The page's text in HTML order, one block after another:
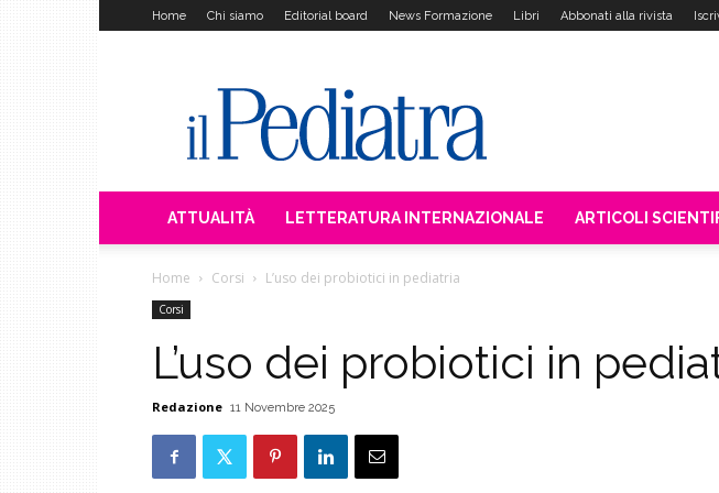
Home Chi siamo Editorial board News Formazione Libri Abbonati alla rivista
Pediatra
ATTUALITÀ LETTERATURA INTERNAZIONALE ARTICOLI
Home Corsi L’uso dei probiotici in pediatria
Corsi
L’uso dei probiotici in
Redazione 11 Novembre 2025